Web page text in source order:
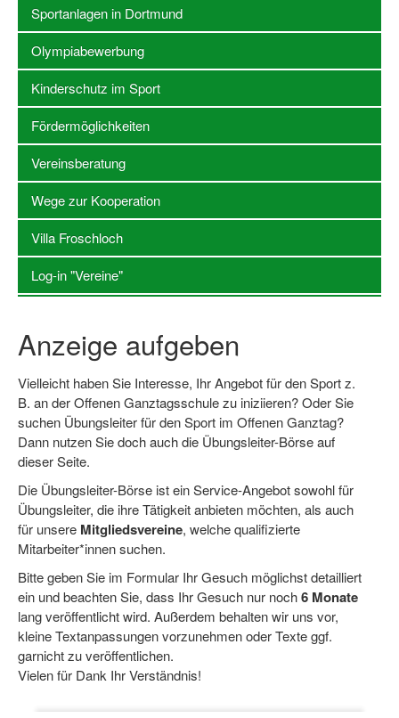
Stellenangebote SSB Dortmund
Vereine
Vereinssuche
Übungsleiterbörse
Sportanlagen in Dortmund
Olympiabewerbung
Kinderschutz im Sport
Fördermöglichkeiten
Wege zur Kooperation
Villa Froschloch
Log-in "Vereine"
Qualifizierung
SSB Qualifizierungen
Übersicht Qualifizierungswege
Fachtag Bildung braucht Bewegung
Erste-Hilfe-Ausbildung
Anmeldeformular / Anmeldebedingungen
Sportanlagen in Dortmund
Olympiabewerbung
Kinderschutz im Sport
Fördermöglichkeiten
Vereinsberatung
Wege zur Kooperation
Villa Froschloch
Log-in "Vereine"
Anzeige aufgeben
Vielleicht haben Sie Interesse, Ihr Angebot für den Sport z.
B. an der Offenen Ganztagsschule zu iniziieren? Oder Sie
suchen Übungsleiter für den Sport im Offenen Ganztag?
Dann nutzen Sie doch auch die Übungsleiter-Börse auf
dieser Seite.
Die Übungsleiter-Börse ist ein Service-Angebot sowohl für
Übungsleiter, die ihre Tätigkeit anbieten möchten, als auch
für unsere Mitgliedsvereine, welche qualifizierte
Mitarbeiter*innen suchen.
Bitte geben Sie im Formular Ihr Gesuch möglichst detailliert
ein und beachten Sie, dass Ihr Gesuch nur noch6 Monate
lang veröffentlicht wird. Außerdem behalten wir uns vor,
kleine Textanpassungen vorzunehmen oder Texte ggf.
garnicht zu veröffentlichen.
Vielen für Dank Ihr Verständnis!